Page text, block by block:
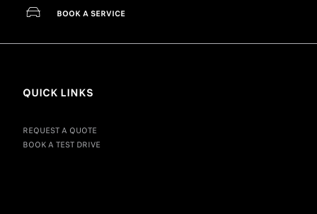
BOOK A SERVICE
QUICK LINKS
REQUEST A QUOTE
BOOK A TEST DRIVE